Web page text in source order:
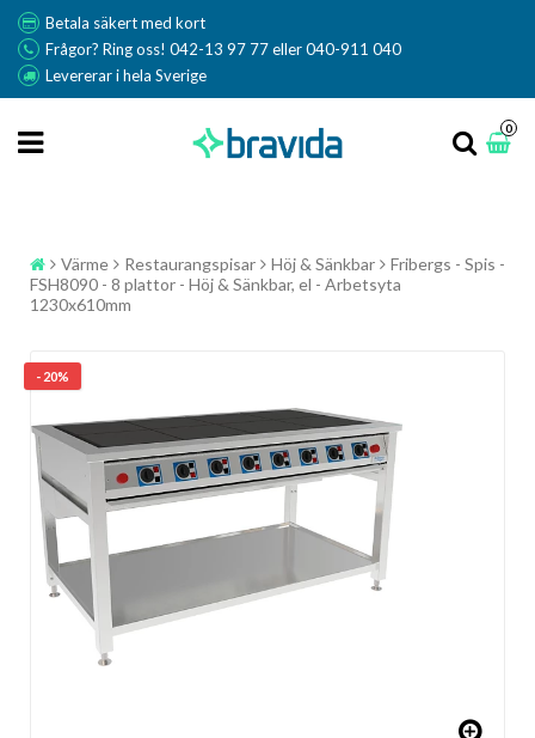
Betala säkert med kort
Frågor? Ring oss! 042-13 97 77 eller 040-911 040
Levererar i hela Sverige
0
Värme Restaurangspisar Höj & Sänkbar
Fribergs - Spis -
FSH8090 - 8 plattor - Höj & Sänkbar, el - Arbetsyta
1230x610mm
- 20%